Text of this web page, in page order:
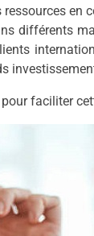
en
différents
faciliter